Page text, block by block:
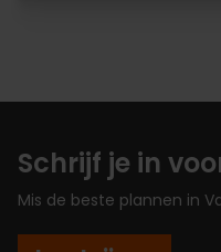
Schrijf je in
Mis de beste plannen in